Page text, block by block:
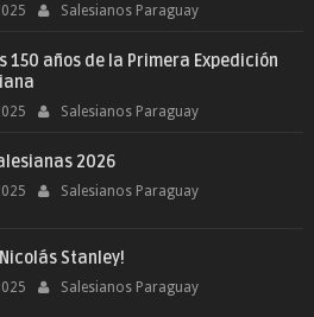
Salesianos Paraguay
150 años de la Primera Expedición
Salesianos Paraguay
2026
Salesianos Paraguay
Stanley!
Salesianos Paraguay